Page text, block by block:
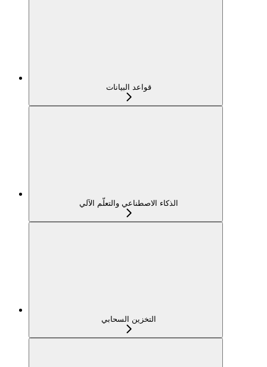
قواعد البيانات
الذكاء الاصطناعي والتعلّم الآلي
التخزين السحابي